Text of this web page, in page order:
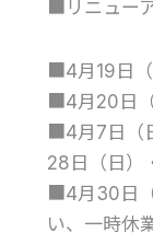
■リニュー
■4月19日
■4月20日
■4月7日（
28日（日）
■4月30日
い、一時休